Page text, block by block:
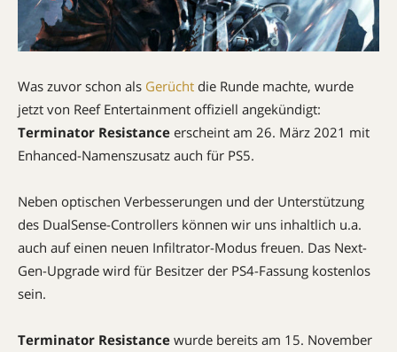
Was zuvor schon als Gerücht die Runde machte, wurde
jetzt von Reef Entertainment offiziell angekündigt:
Terminator Resistance erscheint am 26. März 2021 mit
Enhanced-Namenszusatz auch für PS5.
Neben optischen Verbesserungen und der Unterstützung
des DualSense-Controllers können wir uns inhaltlich u.a.
auch auf einen neuen Infiltrator-Modus freuen. Das Next-
Gen-Upgrade wird für Besitzer der PS4-Fassung kostenlos
sein.
Terminator Resistance wurde bereits am 15. November